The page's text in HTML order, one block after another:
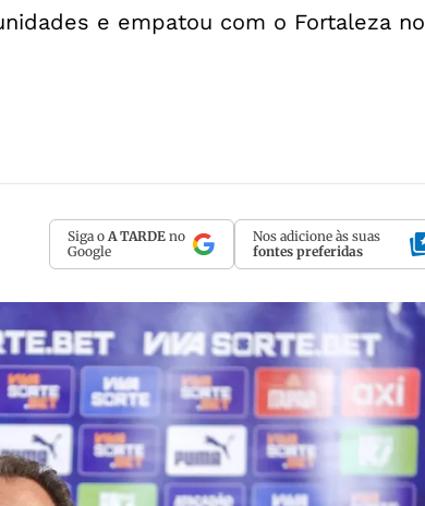
e empatou com o Fortaleza no
Siga o A TARDE no
Google
Nos adicione às suas
fontes preferidas